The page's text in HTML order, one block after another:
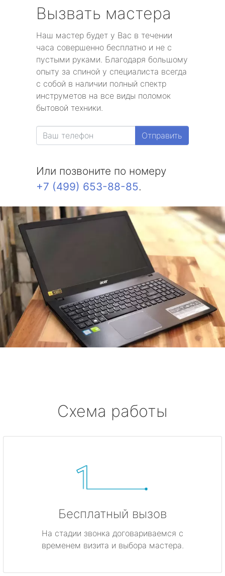
Вызвать мастера
Наш мастер будет у Вас в течении
часа совершенно бесплатно и не с
пустыми руками. Благодаря большому
опыту за спиной у специалиста всегда
с собой в наличии полный спектр
инструметов на все виды поломок
бытовой техники.
Отправить
Или позвоните по номеру
+7 (499) 653-88-85.
Схема работы
Бесплатный вызов
На стадии звонка договариваемся с
временем визита и выбора мастера.